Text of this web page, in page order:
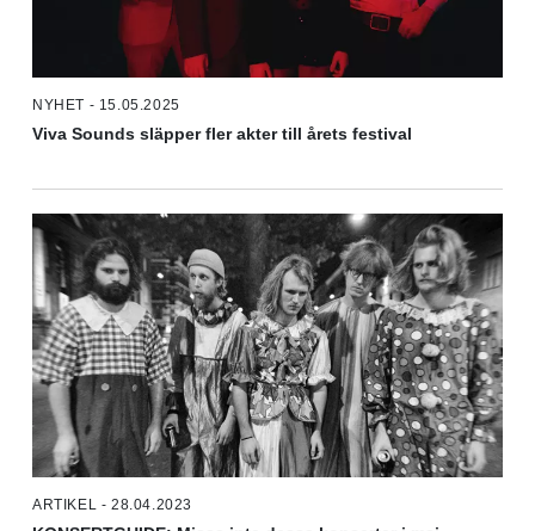
NYHET - 15.05.2025
Viva Sounds släpper fler akter till årets festival
ARTIKEL - 28.04.2023